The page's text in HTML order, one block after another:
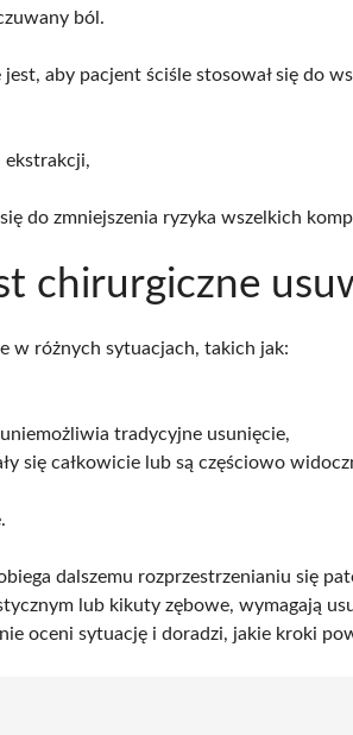
ból.
aby pacjent ściśle stosował się do
ekstrakcji,
do zmniejszenia ryzyka wszelkich
chirurgiczne
w różnych sytuacjach, takich jak:
tradycyjne usunięcie,
się całkowicie lub są częściowo
dalszemu rozprzestrzenianiu się
lub kikuty zębowe, wymagają
oceni sytuację i doradzi, jakie kroki